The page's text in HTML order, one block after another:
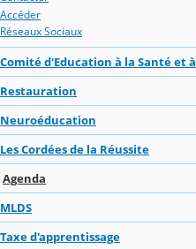
Accéder
Réseaux Sociaux
Comité d'Education à la Santé et
Restauration
Neuroéducation
Les Cordées de la Réussite
Agenda
MLDS
Taxe d'apprentissage